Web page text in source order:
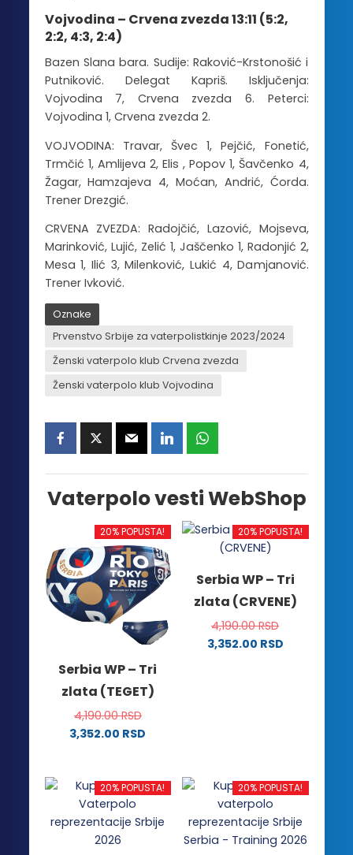
Vojvodina – Crvena zvezda 13:11 (5:2,
2:2, 4:3, 2:4)
Bazen Slana bara. Sudije: Raković-Krstonošić i
Putniković. Delegat Kapriš. Isključenja:
Vojvodina 7, Crvena zvezda 6. Peterci:
Vojvodina 1, Crvena zvezda 2.
VOJVODINA: Travar, Švec 1, Pejčić, Fonetić,
Trmčić 1, Amlijeva 2, Elis , Popov 1, Šavčenko 4,
Žagar, Hamzajeva 4, Moćan, Andrić, Ćorda.
Trener Drezgić.
CRVENA ZVEZDA: Radojčić, Lazović, Mojseva,
Marinković, Lujić, Zelić 1, Jaščenko 1, Radonjić 2,
Mesa 1, Ilić 3, Milenković, Lukić 4, Damjanović.
Trener Ivković.
Oznake
Prvenstvo Srbije za vaterpolistkinje 2023/2024
Ženski vaterpolo klub Crvena zvezda
Ženski vaterpolo klub Vojvodina
Vaterpolo vesti WebShop
20% POPUSTA!
Serbia WP – Tri
zlata (TEGET)
4,190.00RSD
3,352.00 RSD
ima
više
varijanti.
Opcije
20% POPUSTA!
Serbia WP – Tri
zlata (CRVENE)
4,190.00RSD
3,352.00 RSD
biti
izabrane
na
stranici
20% POPUSTA! 20% POPUSTA!